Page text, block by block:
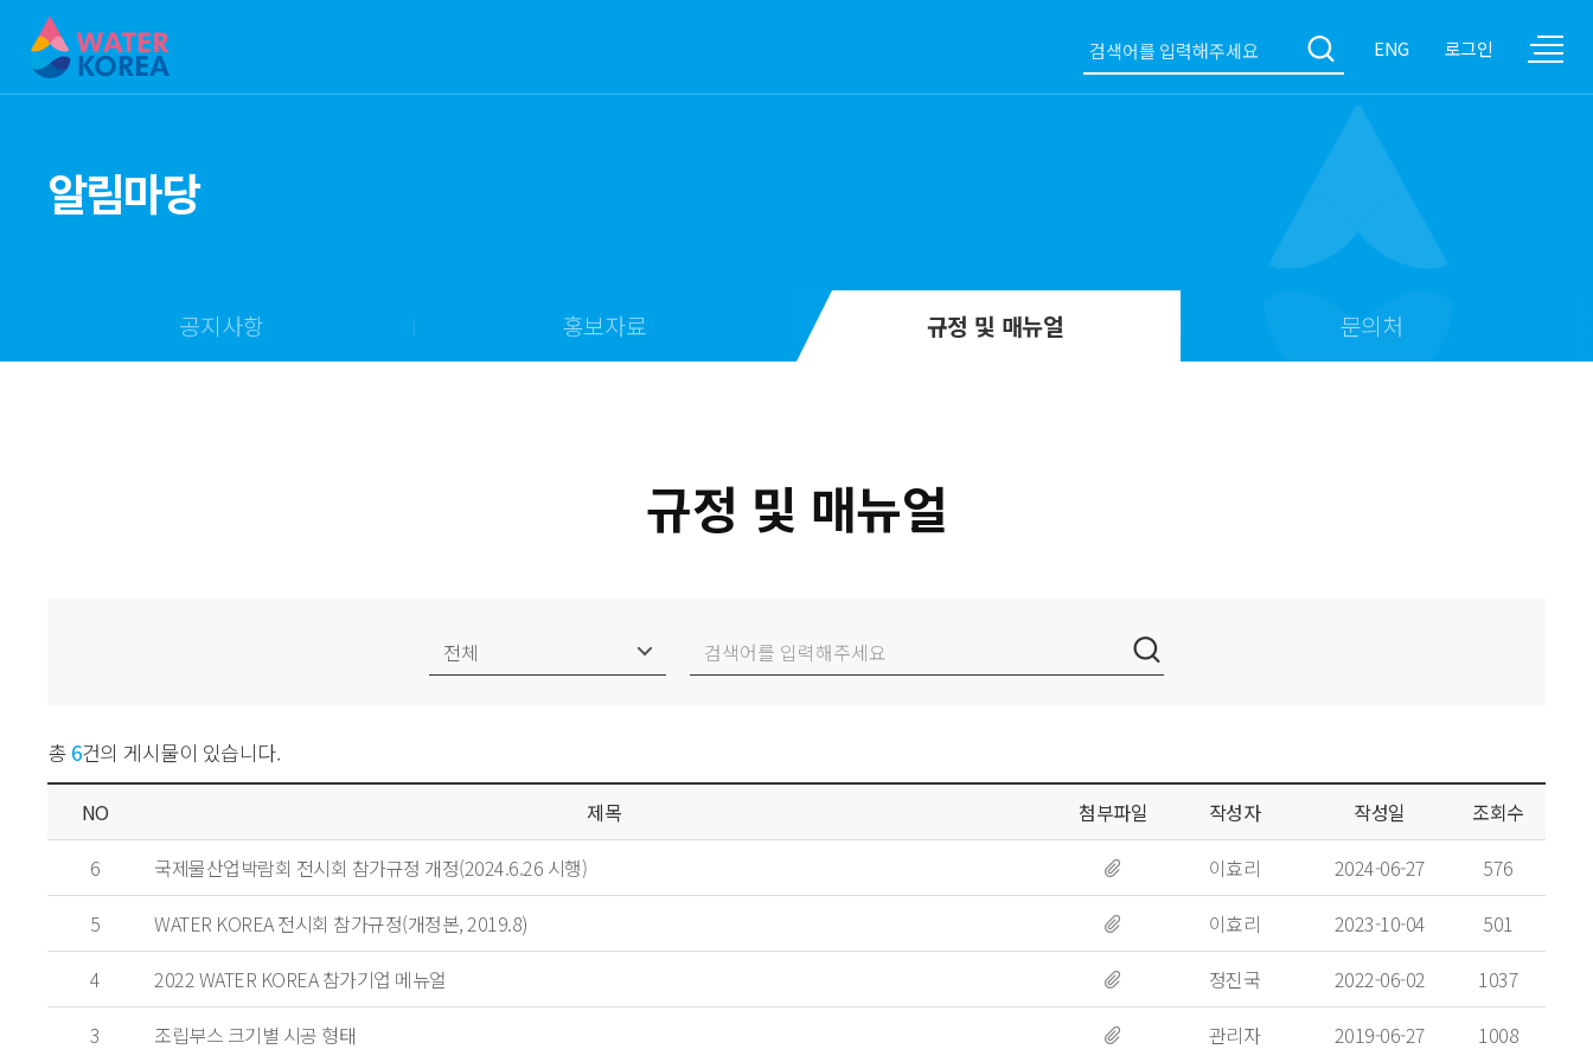
ENG 로그인
알림마당
공지사항 홍보자료 규정 및 매뉴얼 문의처
규정 및 매뉴얼
총 6건의 게시물이 있습니다.
NO 제목 첨부파일 작성자 작성일
조회수
6
국제물산업박람회 전시회 참가규정 개정(2024.6.26 시행) 이효리 2024-06-27
576
5
WATER KOREA 전시회 참가규정(개정본, 2019.8) 이효리 2023-10-04
501
4
2022 WATER KOREA 참가기업 메뉴얼 정진국 2022-06-02
1037
3
조립부스 크기별 시공 형태 관리자 2019-06-27 1008